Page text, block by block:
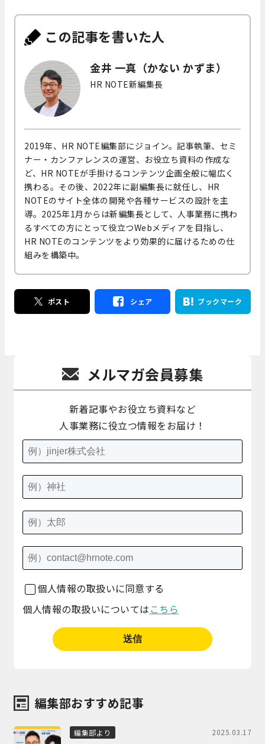
この記事を書いた人
金井 一真（かない かずま）
HR NOTE新編集長
2019年、HR NOTE編集部にジョイン。記事執筆、セミ
ナー・カンファレンスの運営、お役立ち資料の作成な
ど、HR NOTEが手掛けるコンテンツ企画全般に幅広く
携わる。その後、2022年に副編集長に就任し、HR
NOTEのサイト全体の開発や各種サービスの設計を主
導。2025年1月からは新編集長として、人事業務に携わ
るすべての方にとって役立つWebメディアを目指し、
HR NOTEのコンテンツをより効果的に届けるための仕
組みを構築中。
ポスト シェア ブックマーク
メルマガ会員募集
新着記事やお役立ち資料など
人事業務に役立つ情報をお届け！
個人情報の取扱いに同意する
個人情報の取扱いについては こちら
編集部おすすめ記事
編集部より 2025.03.17